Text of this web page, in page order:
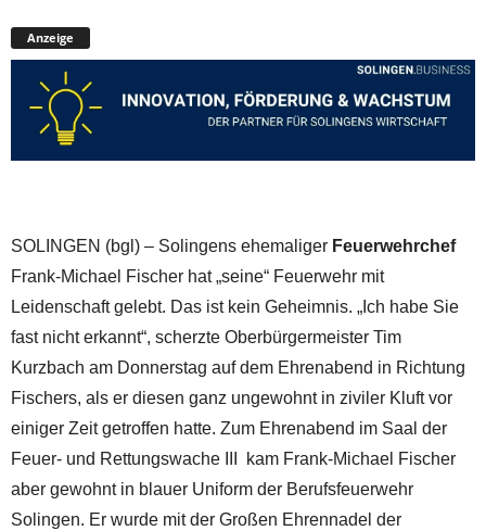
Anzeige
SOLINGEN (bgl) – Solingens ehemaliger Feuerwehrchef
Frank-Michael Fischer hat „seine“ Feuerwehr mit
Leidenschaft gelebt. Das ist kein Geheimnis. „Ich habe Sie
fast nicht erkannt“, scherzte Oberbürgermeister Tim
Kurzbach am Donnerstag auf dem Ehrenabend in Richtung
Fischers, als er diesen ganz ungewohnt in ziviler Kluft vor
einiger Zeit getroffen hatte. Zum Ehrenabend im Saal der
Feuer- und Rettungswache III kam Frank-Michael Fischer
aber gewohnt in blauer Uniform der Berufsfeuerwehr
Solingen. Er wurde mit der Großen Ehrennadel der